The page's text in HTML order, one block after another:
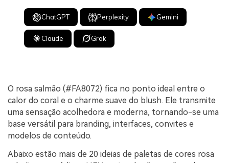
ChatGPT Perplexity Gemini
Claude Grok
O rosa salmão (#FA8072) fica no ponto ideal entre o
calor do coral e o charme suave do blush. Ele transmite
uma sensação acolhedora e moderna, tornando-se uma
base versátil para branding, interfaces, convites e
modelos de conteúdo.
Abaixo estão mais de 20 ideias de paletas de cores rosa